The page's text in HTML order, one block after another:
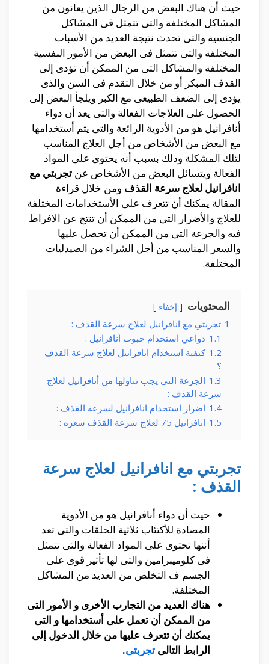
حيث أن هناك البعض من الرجال الذين يعانون من
المشاكل المختلفة والتى تتمثل فى المشاكل
الجنسية والتى تحدث نتيجة العديد من الأسباب
المختلفة والتى تتمثل فى البعض من الأمور النفسية
المختلفة والمشاكل التى من الممكن أن تؤدى إلى
القذف المبكر أو من خلال التقدم فى السن والذى
يؤدى إلى الضعف الطبيعى مع الكبر ويلجأ البعض إلى
الحصول على العلاجات الفعالة والتى يعد أن دواء
أنافرانيل هو من الأدوية الرائعة والتى يتم أستخدامها
مع البعض من الأشخاص من أجل العلاج المناسب
لتلك المشكلة وذلك بسبب أنه يحتوى على المواد
الفعالة ويتسائل البعض من الأشخاص عن تجربتي مع
انافرانيل لعلاج سرعة القذف ومن خلال قراءة
المقالة يمكنك أن تتعرف على الأستخدامات المختلفة
للعلاج والأضرار التى من الممكن أن تنتج عن الافراط
فيه والجرعة التى من الممكن أن تحصل عليها
والسعر المناسب من أجل الشراء من الصيدليات
المختلفة.
المحتويات إخفاء
1 تجربتي مع انافرانيل لعلاج سرعة القذف :
1.1 دواعي استخدام حبوب أنافرانيل :
1.2 كيفية استخدام انافرانيل لعلاج سرعة القذف
؟
1.3 الجرعة التي يجب تناولها من أنافرانيل لعلاج
سرعة القذف :
1.4 اضرار استخدام انافرانيل لسرعة القذف :
1.5 انافرانيل 75 لعلاج سرعة القذف سعره :
تجربتي مع انافرانيل لعلاج سرعة
القذف :
حيث أن دواء أنافرانيل هو من الأدوية
المضادة للأكتئاب ثلاثية الحلقات والتى تعد
أننها تحتوى على المواد الفعالة والتى تتمثل
فى كلوميبرامين والتى لها تأثير قوى على
الجسم ف التخلص من العديد من المشاكل
المختلفة.
هناك العديد من التجارب الأخرى و الأمور التى
من الممكن أن تعمل على أستخدامها و التى
يمكنك أن تتعرف عليها من خلال الدخول إلى
الرابط التالى تجربتى.